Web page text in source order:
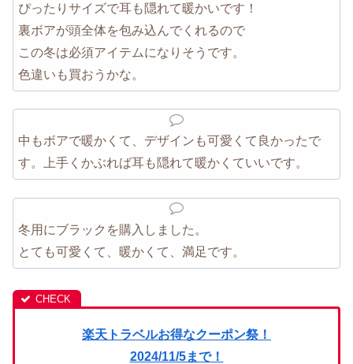
ぴったりサイズで耳も隠れて暖かいです！
裏ボアが頭全体を包み込んでくれるので
この冬は必須アイテムになりそうです。
色違いも買おうかな。
中もボアで暖かくて、デザインも可愛くて良かったで
す。上手くかぶれば耳も隠れて暖かくていいです。
冬用にブラックを購入しました。
とても可愛くて、暖かくて、満足です。
楽天トラベルお得なクーポン祭！
2024/11/5まで！